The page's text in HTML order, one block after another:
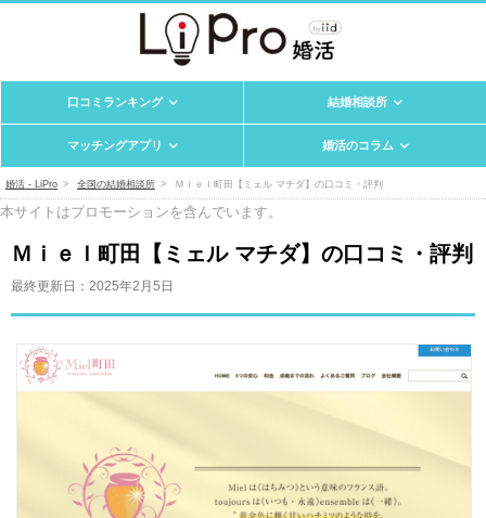
口コミランキング 結婚相談所
マッチングアプリ 婚活のコラム
婚活 - LiPro 全国の結婚相談所 Ｍｉｅｌ町田【ミェル マチダ】の口コミ・評判
本サイトはプロモーションを含んでいます。
Ｍｉｅｌ町田【ミェル マチダ】の口コミ・評判
最終更新日： 2025年2月5日